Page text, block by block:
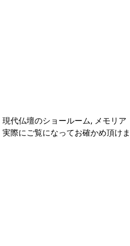
代仏壇のショールーム, メモリア
際にご覧になってお確かめ頂けま